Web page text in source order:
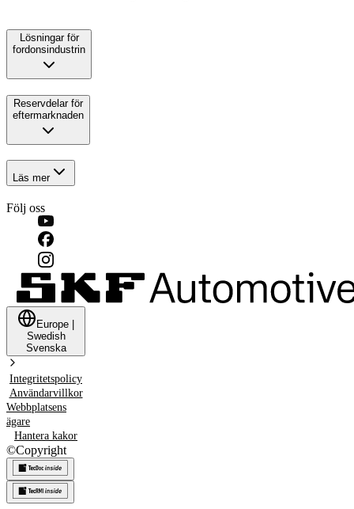
Lösningar för
fordonsindustrin
Reservdelar för
eftermarknaden
Läs mer
Följ oss
Europe
Swedish
Svenska
Integritetspolicy
Användarvillkor
Webbplatsens
ägare
Hantera kakor
©Copyright